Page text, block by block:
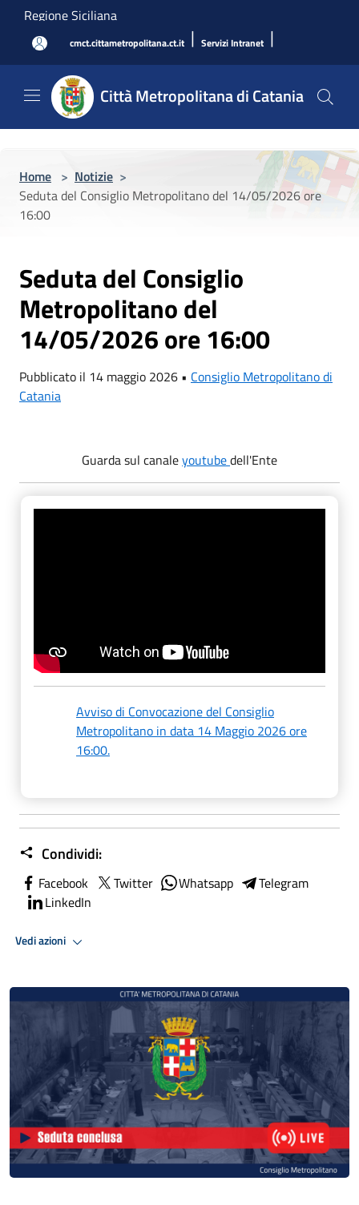
Salta al contenuto principale
Regione Siciliana
cmct.cittametropolitana.ct.it | Servizi Intranet |
Città Metropolitana di Catania
Home > Notizie >
Seduta del Consiglio Metropolitano del 14/05/2026 ore
16:00
Seduta del Consiglio
Metropolitano del
14/05/2026 ore 16:00
Pubblicato il 14 maggio 2026 • Consiglio Metropolitano di
Catania
Guarda sul canaleyoutubedell'Ente
Avviso di Convocazione del Consiglio
Metropolitano in data 14 Maggio 2026 ore
16:00.
Condividi:
Facebook Twitter Whatsapp
Telegram
LinkedIn
Vedi azioni